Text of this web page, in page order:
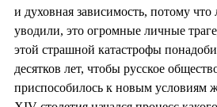
и духовная зависимость, потому
уводили, это огромные личные
этой страшной катастрофы
десятков лет, чтобы русское
приспособилось к новым условиям